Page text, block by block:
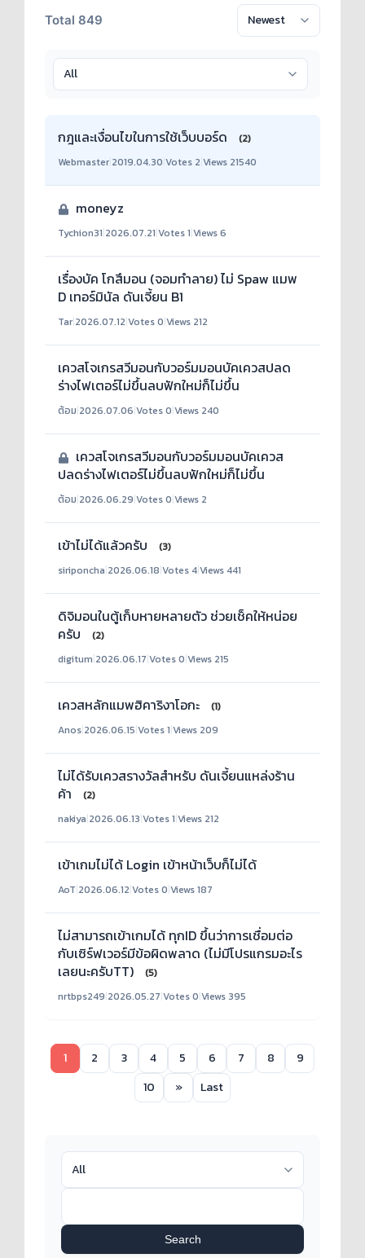
Total 849
กฎและเงื่อนไขในการใช้เว็บบอร์ด
(2)
Webmaster 2019.04.30 Votes 2 Views 21540
moneyz
Tychion31|2026.07.21|Votes 1|Views 6
เรื่องบัค โกสึมอน (จอมทำลาย) ไม่ Spaw แมพ
D เทอร์มินัล ดันเจี้ยน B1
Tar|2026.07.12|Votes 0|Views 212
เควสโจเกรสวีมอนกับวอร์มมอนบัคเควสปลด
ร่างไฟเตอร์ไม่ขึ้นลบฟักใหม่ก็ไม่ขึ้น
ต้อม|2026.07.06|Votes 0|Views 240
เควสโจเกรสวีมอนกับวอร์มมอนบัคเควส
ปลดร่างไฟเตอร์ไม่ขึ้นลบฟักใหม่ก็ไม่ขึ้น
ต้อม|2026.06.29|Votes 0|Views 2
เข้าไม่ได้แล้วครับ
(3)
siriponcha|2026.06.18|Votes 4|Views 441
ดิจิมอนในตู้เก็บหายหลายตัว ช่วยเช็คให้หน่อย
ครับ
(2)
digitum|2026.06.17|Votes 0|Views 215
เควสหลักแมพฮิคาริงาโอกะ
(1)
Anos|2026.06.15|Votes 1|Views 209
ไม่ได้รับเควสรางวัลสำหรับ ดันเจี้ยนแหล่งร้าน
ค้า
(2)
nakiya|2026.06.13|Votes 1|Views 212
เข้าเกมไม่ได้ Login เข้าหน้าเว็บก็ไม่ได้
AoT|2026.06.12|Votes 0|Views 187
ไม่สามารถเข้าเกมได้ ทุกID ขึ้นว่าการเชื่อมต่อ
กับเซิร์ฟเวอร์มีข้อผิดพลาด (ไม่มีโปรแกรมอะไร
เลยนะครับTT)
(5)
nrtbps249|2026.05.27|Votes 0|Views 395
1 2 3 4 5 6 7 8
9
10
» Last
Search